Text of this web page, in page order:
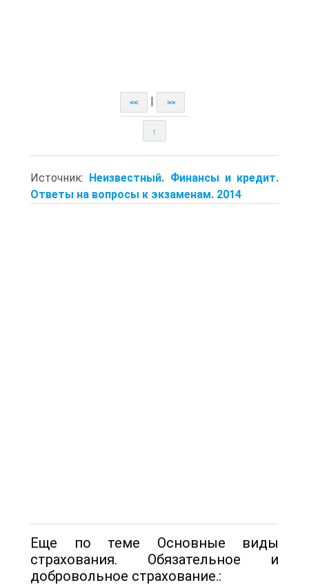
<< >>
↑
Источник: Неизвестный. Финансы и кредит.
Ответы на вопросы к экзаменам. 2014
Еще по теме Основные виды
страхования. Обязательное и
добровольное страхование.: